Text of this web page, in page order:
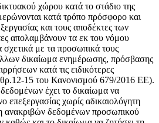
χώρου κατά το στάδιο της
κατά τρόπο πρόσφορο και
και τους αποδέκτες των
απολαμβάνουν τα εκ του νόμου
με τα προσωπικά τους
δικαίωμα ενημέρωσης, πρόσβασης
κατά τις ειδικότερες
15 του Κανονισμού 679/2016 ΕΕ).
έχει το δικαίωμα να
επεξεργασίας χωρίς αδικαιολόγητη
ανακριβών δεδομένων προσωπικού